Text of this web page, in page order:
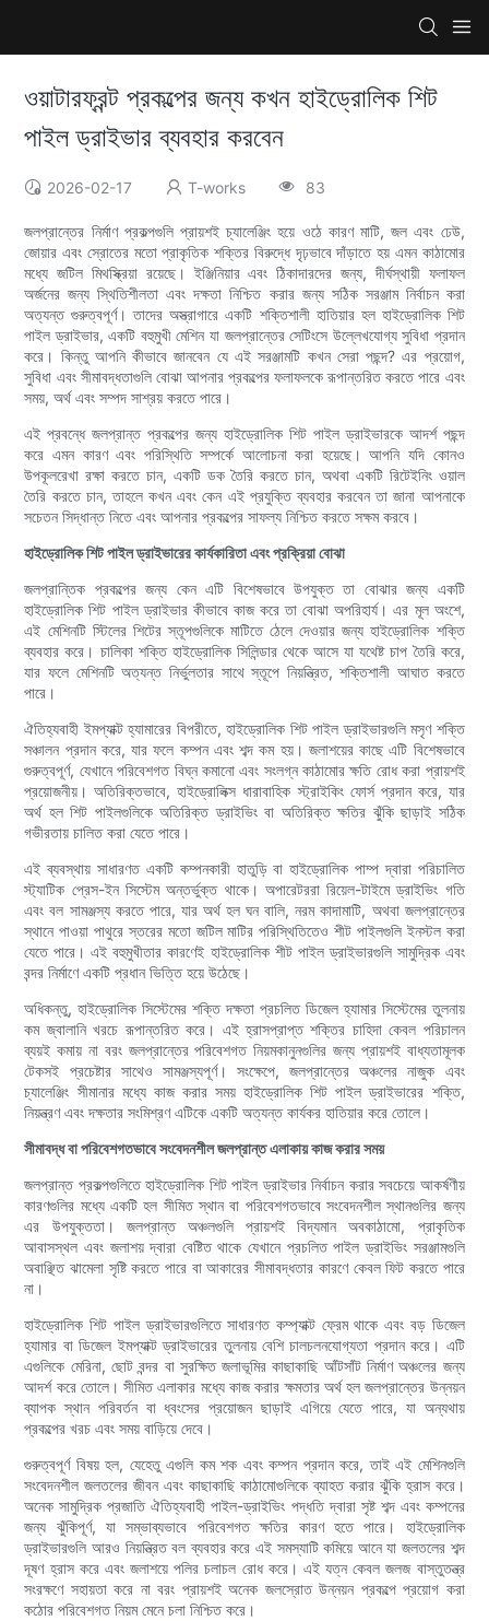
ওয়াটারফ্রন্ট প্রকল্পের জন্য কখন হাইড্রোলিক শিট
পাইল ড্রাইভার ব্যবহার করবেন
2026-02-17 T-works 83
জলপ্রান্তের নির্মাণ প্রকল্পগুলি প্রায়শই চ্যালেঞ্জিং হয়ে ওঠে কারণ মাটি, জল এবং ঢেউ,
জোয়ার এবং স্রোতের মতো প্রাকৃতিক শক্তির বিরুদ্ধে দৃঢ়ভাবে দাঁড়াতে হয় এমন কাঠামোর
মধ্যে জটিল মিথস্ক্রিয়া রয়েছে। ইঞ্জিনিয়ার এবং ঠিকাদারদের জন্য, দীর্ঘস্থায়ী ফলাফল
অর্জনের জন্য স্থিতিশীলতা এবং দক্ষতা নিশ্চিত করার জন্য সঠিক সরঞ্জাম নির্বাচন করা
অত্যন্ত গুরুত্বপূর্ণ। তাদের অস্ত্রাগারে একটি শক্তিশালী হাতিয়ার হল হাইড্রোলিক শিট
পাইল ড্রাইভার, একটি বহুমুখী মেশিন যা জলপ্রান্তের সেটিংসে উল্লেখযোগ্য সুবিধা প্রদান
করে। কিন্তু আপনি কীভাবে জানবেন যে এই সরঞ্জামটি কখন সেরা পছন্দ? এর প্রয়োগ,
সুবিধা এবং সীমাবদ্ধতাগুলি বোঝা আপনার প্রকল্পের ফলাফলকে রূপান্তরিত করতে পারে এবং
সময়, অর্থ এবং সম্পদ সাশ্রয় করতে পারে।
এই প্রবন্ধে জলপ্রান্ত প্রকল্পের জন্য হাইড্রোলিক শিট পাইল ড্রাইভারকে আদর্শ পছন্দ
করে এমন কারণ এবং পরিস্থিতি সম্পর্কে আলোচনা করা হয়েছে। আপনি যদি কোনও
উপকূলরেখা রক্ষা করতে চান, একটি ডক তৈরি করতে চান, অথবা একটি রিটেইনিং ওয়াল
তৈরি করতে চান, তাহলে কখন এবং কেন এই প্রযুক্তি ব্যবহার করবেন তা জানা আপনাকে
সচেতন সিদ্ধান্ত নিতে এবং আপনার প্রকল্পের সাফল্য নিশ্চিত করতে সক্ষম করবে।
হাইড্রোলিক শিট পাইল ড্রাইভারের কার্যকারিতা এবং প্রক্রিয়া বোঝা
জলপ্রান্তিক প্রকল্পের জন্য কেন এটি বিশেষভাবে উপযুক্ত তা বোঝার জন্য একটি
হাইড্রোলিক শিট পাইল ড্রাইভার কীভাবে কাজ করে তা বোঝা অপরিহার্য। এর মূল অংশে,
এই মেশিনটি স্টিলের শিটের স্তূপগুলিকে মাটিতে ঠেলে দেওয়ার জন্য হাইড্রোলিক শক্তি
ব্যবহার করে। চালিকা শক্তি হাইড্রোলিক সিলিন্ডার থেকে আসে যা যথেষ্ট চাপ তৈরি করে,
যার ফলে মেশিনটি অত্যন্ত নির্ভুলতার সাথে স্তূপে নিয়ন্ত্রিত, শক্তিশালী আঘাত করতে
পারে।
ঐতিহ্যবাহী ইমপ্যাক্ট হ্যামারের বিপরীতে, হাইড্রোলিক শিট পাইল ড্রাইভারগুলি মসৃণ শক্তি
সঞ্চালন প্রদান করে, যার ফলে কম্পন এবং শব্দ কম হয়। জলাশয়ের কাছে এটি বিশেষভাবে
গুরুত্বপূর্ণ, যেখানে পরিবেশগত বিঘ্ন কমানো এবং সংলগ্ন কাঠামোর ক্ষতি রোধ করা প্রায়শই
প্রয়োজনীয়। অতিরিক্তভাবে, হাইড্রোলিক্স ধারাবাহিক স্ট্রাইকিং ফোর্স প্রদান করে, যার
অর্থ হল শিট পাইলগুলিকে অতিরিক্ত ড্রাইভিং বা অতিরিক্ত ক্ষতির ঝুঁকি ছাড়াই সঠিক
গভীরতায় চালিত করা যেতে পারে।
এই ব্যবস্থায় সাধারণত একটি কম্পনকারী হাতুড়ি বা হাইড্রোলিক পাম্প দ্বারা পরিচালিত
স্ট্যাটিক প্রেস-ইন সিস্টেম অন্তর্ভুক্ত থাকে। অপারেটররা রিয়েল-টাইমে ড্রাইভিং গতি
এবং বল সামঞ্জস্য করতে পারে, যার অর্থ হল ঘন বালি, নরম কাদামাটি, অথবা জলপ্রান্তের
স্থানে পাওয়া পাথুরে স্তরের মতো জটিল মাটির পরিস্থিতিতেও শীট পাইলগুলি ইনস্টল করা
যেতে পারে। এই বহুমুখীতার কারণেই হাইড্রোলিক শীট পাইল ড্রাইভারগুলি সামুদ্রিক এবং
বন্দর নির্মাণে একটি প্রধান ভিত্তি হয়ে উঠেছে।
অধিকন্তু, হাইড্রোলিক সিস্টেমের শক্তি দক্ষতা প্রচলিত ডিজেল হ্যামার সিস্টেমের তুলনায়
কম জ্বালানি খরচে রূপান্তরিত করে। এই হ্রাসপ্রাপ্ত শক্তির চাহিদা কেবল পরিচালন
ব্যয়ই কমায় না বরং জলপ্রান্তের পরিবেশগত নিয়মকানুনগুলির জন্য প্রায়শই বাধ্যতামূলক
টেকসই প্রচেষ্টার সাথেও সামঞ্জস্যপূর্ণ। সংক্ষেপে, জলপ্রান্তের অঞ্চলের নাজুক এবং
চ্যালেঞ্জিং সীমানার মধ্যে কাজ করার সময় হাইড্রোলিক শিট পাইল ড্রাইভারের শক্তি,
নিয়ন্ত্রণ এবং দক্ষতার সংমিশ্রণ এটিকে একটি অত্যন্ত কার্যকর হাতিয়ার করে তোলে।
সীমাবদ্ধ বা পরিবেশগতভাবে সংবেদনশীল জলপ্রান্ত এলাকায় কাজ করার সময়
জলপ্রান্ত প্রকল্পগুলিতে হাইড্রোলিক শিট পাইল ড্রাইভার নির্বাচন করার সবচেয়ে আকর্ষণীয়
কারণগুলির মধ্যে একটি হল সীমিত স্থান বা পরিবেশগতভাবে সংবেদনশীল স্থানগুলির জন্য
এর উপযুক্ততা। জলপ্রান্ত অঞ্চলগুলি প্রায়শই বিদ্যমান অবকাঠামো, প্রাকৃতিক
আবাসস্থল এবং জলাশয় দ্বারা বেষ্টিত থাকে যেখানে প্রচলিত পাইল ড্রাইভিং সরঞ্জামগুলি
অবাঞ্ছিত ঝামেলা সৃষ্টি করতে পারে বা আকারের সীমাবদ্ধতার কারণে কেবল ফিট করতে পারে
না।
হাইড্রোলিক শিট পাইল ড্রাইভারগুলিতে সাধারণত কম্প্যাক্ট ফ্রেম থাকে এবং বড় ডিজেল
হ্যামার বা ডিজেল ইমপ্যাক্ট ড্রাইভারের তুলনায় বেশি চালচলনযোগ্যতা প্রদান করে। এটি
এগুলিকে মেরিনা, ছোট বন্দর বা সুরক্ষিত জলাভূমির কাছাকাছি আঁটসাঁট নির্মাণ অঞ্চলের জন্য
আদর্শ করে তোলে। সীমিত এলাকার মধ্যে কাজ করার ক্ষমতার অর্থ হল জলপ্রান্তের উন্নয়ন
ব্যাপক স্থান পরিবর্তন বা ধ্বংসের প্রয়োজন ছাড়াই এগিয়ে যেতে পারে, যা অন্যথায়
প্রকল্পের খরচ এবং সময় বাড়িয়ে দেবে।
গুরুত্বপূর্ণ বিষয় হল, যেহেতু এগুলি কম শক এবং কম্পন প্রদান করে, তাই এই মেশিনগুলি
সংবেদনশীল জলতলের জীবন এবং কাছাকাছি কাঠামোগুলিকে ব্যাহত করার ঝুঁকি হ্রাস করে।
অনেক সামুদ্রিক প্রজাতি ঐতিহ্যবাহী পাইল-ড্রাইভিং পদ্ধতি দ্বারা সৃষ্ট শব্দ এবং কম্পনের
জন্য ঝুঁকিপূর্ণ, যা সম্ভাব্যভাবে পরিবেশগত ক্ষতির কারণ হতে পারে। হাইড্রোলিক
ড্রাইভারগুলি আরও নিয়ন্ত্রিত বল ব্যবহার করে এই সমস্যাটি কমিয়ে আনে যা জলতলের শব্দ
দূষণ হ্রাস করে এবং জলাশয়ে পলির চলাচল রোধ করে। এই যত্ন কেবল জলজ বাস্তুতন্ত্র
সংরক্ষণে সহায়তা করে না বরং প্রায়শই অনেক জলস্রোত উন্নয়ন প্রকল্পে প্রয়োগ করা
কঠোর পরিবেশগত নিয়ম মেনে চলা নিশ্চিত করে।